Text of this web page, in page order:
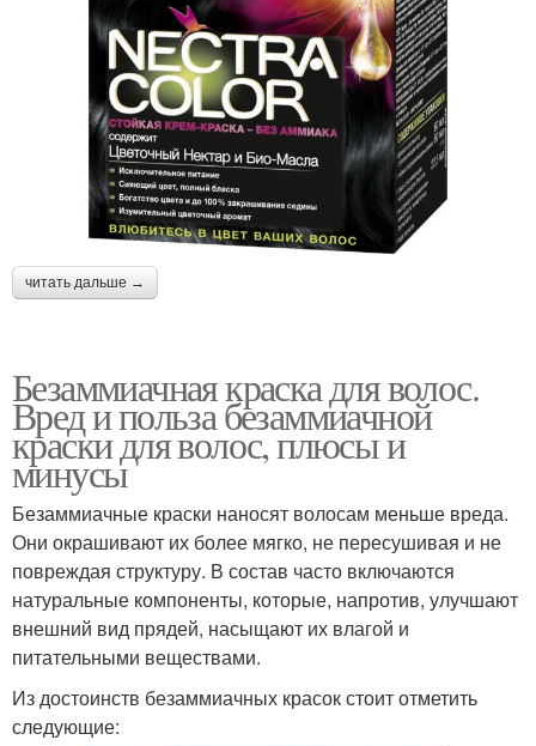
читать дальше →
Безаммиачная краска для волос.
Вред и польза безаммиачной
краски для волос, плюсы и
минусы
Безаммиачные краски наносят волосам меньше вреда.
Они окрашивают их более мягко, не пересушивая и не
повреждая структуру. В состав часто включаются
натуральные компоненты, которые, напротив, улучшают
внешний вид прядей, насыщают их влагой и
питательными веществами.
Из достоинств безаммиачных красок стоит отметить
следующие: